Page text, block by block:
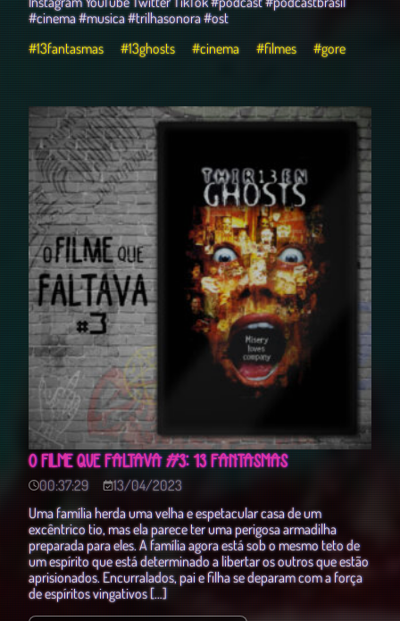
#cinema #musica #trilhasonora #ost
#13fantasmas
#13ghosts #cinema #filmes #gore
O FILME QUE FALTAVA #3: 13 FANTASMAS
00:37:29
13/04/2023
Uma família herda uma velha e espetacular casa de um
excêntrico tio, mas ela parece ter uma perigosa armadilha
preparada para eles. A família agora está sob o mesmo teto de
um espírito que está determinado a libertar os outros que estão
aprisionados. Encurralados, pai e filha se deparam com a força
de espíritos vingativos […]